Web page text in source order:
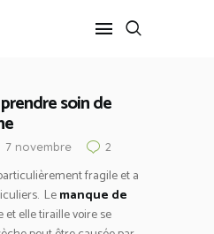
soin de
7 novembre 2
fragile et a
Lemanque de
et elle tiraille voire se